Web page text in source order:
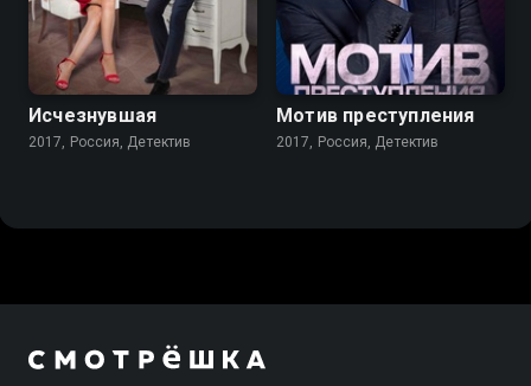
7.2
Исчезнувшая
2017, Россия, Детектив
6.8
Мотив преступления
2017, Россия, Детектив